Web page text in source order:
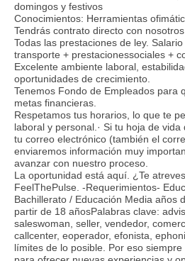
domingos y festivos
Conocimientos: Herramientas
Tendrás contrato directo con nosotros
Todas las prestaciones de ley.
transporte + prestacionessociales +
Excelente ambiente laboral,
oportunidades de crecimiento.
Tenemos Fondo de Empleados para
metas financieras.
Respetamos tus horarios, lo que te
laboral y personal.· Si tu hoja de
tu correo electrónico (también el
enviaremos información muy
avanzar con nuestro proceso.
La oportunidad está aquí. ¿Te
FeelThePulse. -Requerimientos-
Bachillerato / Educación Media años
partir de 18 añosPalabras clave:
saleswoman, seller, vendedor,
callcenter, eoperador, efonista,
límites de lo posible. Por eso siempre